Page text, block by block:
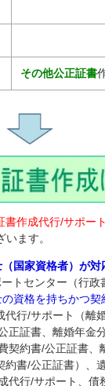
その他公正証書
書作成代行/サポー
ます。
国家資格者）が対
トセンター（行政
資格を持ちかつ
行/サポート（離
正証書、離婚年金
契約書/公正証書
書/公正証書）、
代行/サポート、